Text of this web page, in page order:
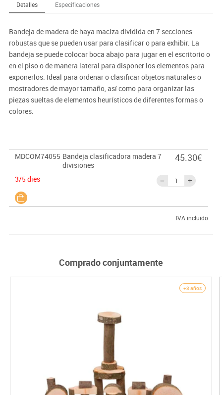
Detalles Especificaciones
Bandeja de madera de haya maciza dividida en 7 secciones
robustas que se pueden usar para clasificar o para exhibir. La
bandeja se puede colocar boca abajo para jugar en el escritorio o
en el piso o de manera lateral para disponer los elementos para
exponerlos. Ideal para ordenar o clasificar objetos naturales o
mostradores de mayor tamaño, así como para organizar las
piezas sueltas de elementos heurísticos de diferentes formas o
colores.
MDCOM74055 Bandeja clasificadora madera 7
divisiones
3/5 dies
45.30€
IVA incluido
Comprado conjuntamente
+3 años